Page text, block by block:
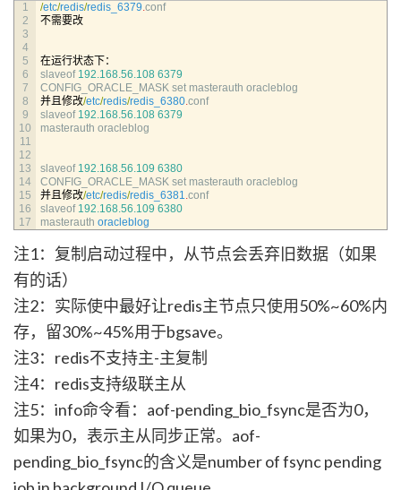
1
2
3
4
5
6
7
8
9
10
11
12
13
14
15
16
17
/etc/redis/redis_6379.conf
不需要改
在运行状态下：
slaveof 192.168.56.108 6379
CONFIG_ORACLE_MASK set masterauth oracleblog
并且修改/etc/redis/redis_6380.conf
slaveof 192.168.56.108 6379
masterauth oracleblog
slaveof 192.168.56.109 6380
CONFIG_ORACLE_MASK set masterauth oracleblog
并且修改/etc/redis/redis_6381.conf
slaveof 192.168.56.109 6380
masterauth oracleblog
注1：复制启动过程中，从节点会丢弃旧数据（如果
有的话）
注2：实际使中最好让redis主节点只使用50%~60%内
存，留30%~45%用于bgsave。
注3：redis不支持主-主复制
注4：redis支持级联主从
注5：info命令看：aof-pending_bio_fsync是否为0，
如果为0，表示主从同步正常。aof-
pending_bio_fsync的含义是number of fsync pending